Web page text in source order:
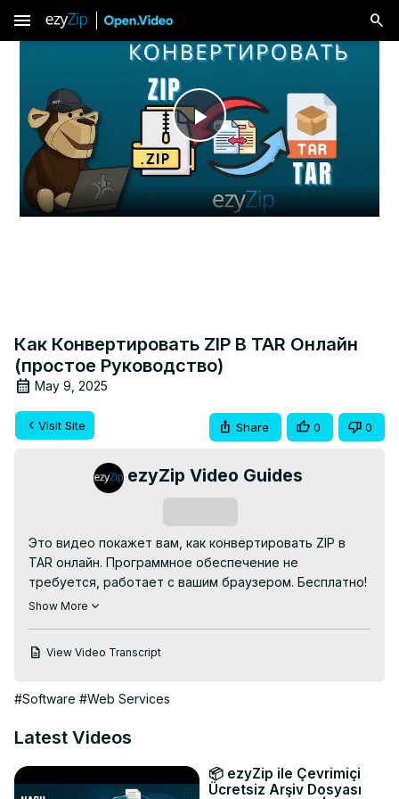
menu
Play
Video
Как Конвертировать ZIP В TAR Онлайн
(простое Руководство)
May 9, 2025
Visit Site Share 0 0
ezyZip Video Guides
Это видео покажет вам, как конвертировать ZIP в
TAR онлайн. Программное обеспечение не
требуется, работает с вашим браузером. Бесплатно!
Идти к:
1. Чтобы выбрать zip-файл, у вас есть два варианта:
чтобы открыть окно выбора файла;
2. (Необязательно) Установите желаемый уровень
Show More
View Video Transcript
#Software #Web Services
Latest Videos
📦 ezyZip ile Çevrimiçi
Ücretsiz Arşiv Dosyası